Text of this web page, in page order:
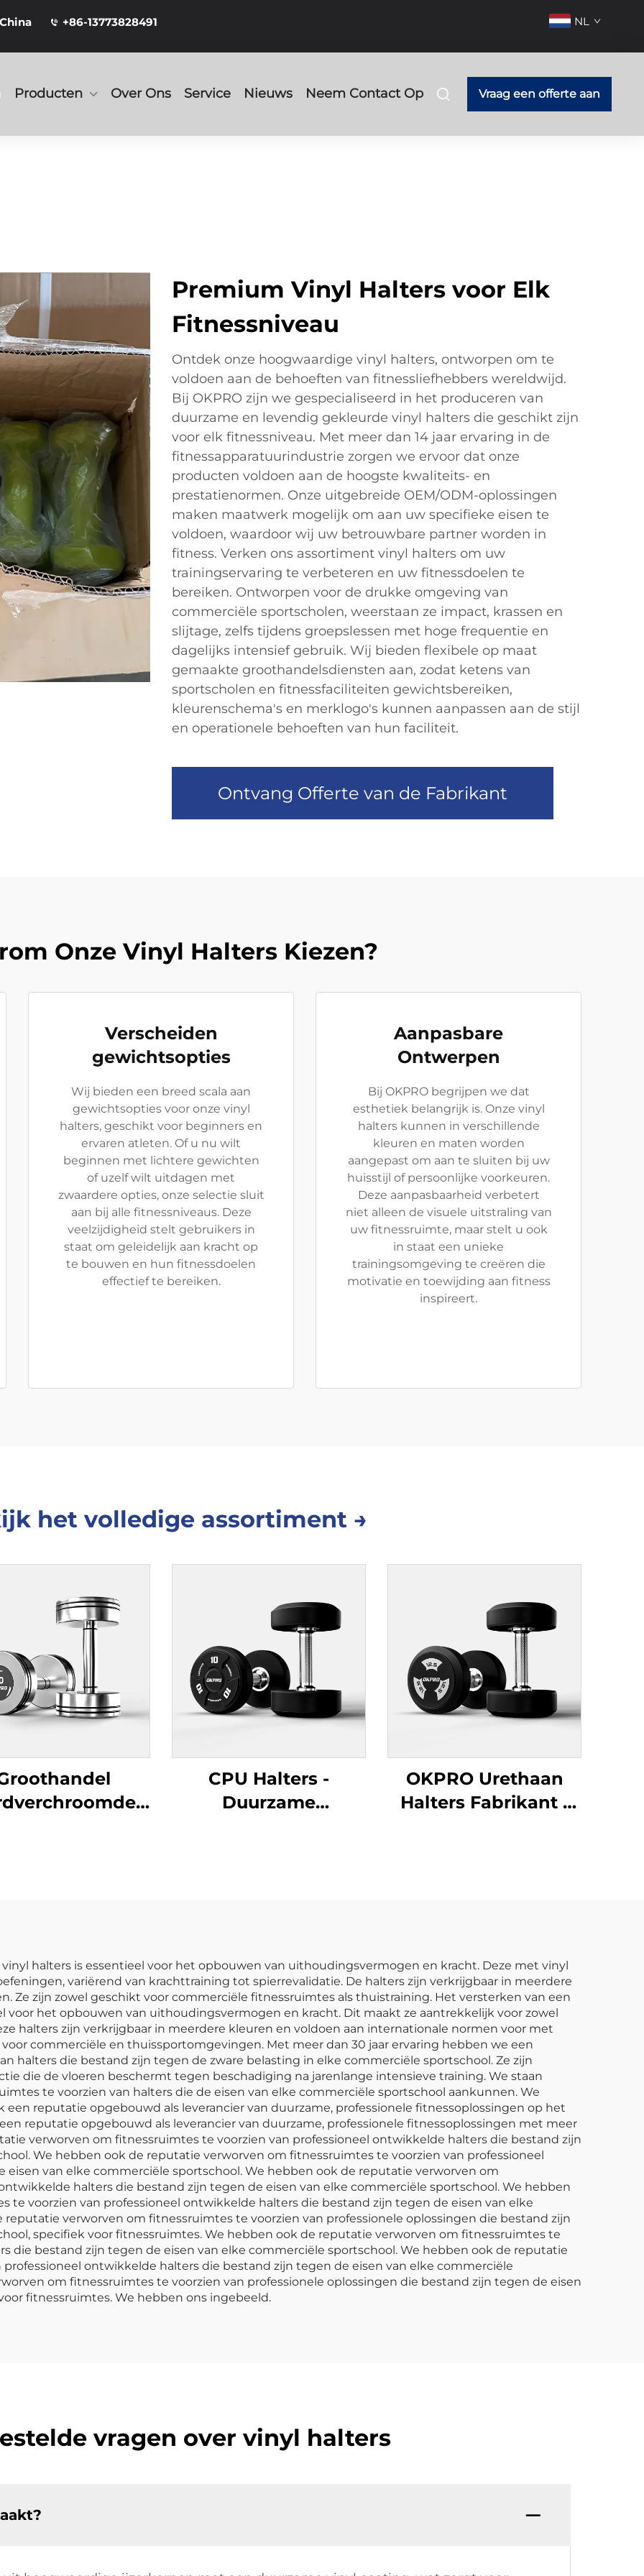
+86-13773828491 NL
Producten Over Ons Service Nieuws Neem Contact Op Vraag een offerte aan
Premium Vinyl Halters voor Elk
Fitnessniveau
Ontdek onze hoogwaardige vinyl halters, ontworpen om te
voldoen aan de behoeften van fitnessliefhebbers wereldwijd.
Bij OKPRO zijn we gespecialiseerd in het produceren van
duurzame en levendig gekleurde vinyl halters die geschikt zijn
voor elk fitnessniveau. Met meer dan 14 jaar ervaring in de
fitnessapparatuurindustrie zorgen we ervoor dat onze
producten voldoen aan de hoogste kwaliteits- en
prestatienormen. Onze uitgebreide OEM/ODM-oplossingen
maken maatwerk mogelijk om aan uw specifieke eisen te
voldoen, waardoor wij uw betrouwbare partner worden in
fitness. Verken ons assortiment vinyl halters om uw
trainingservaring te verbeteren en uw fitnessdoelen te
bereiken. Ontworpen voor de drukke omgeving van
commerciële sportscholen, weerstaan ze impact, krassen en
slijtage, zelfs tijdens groepslessen met hoge frequentie en
dagelijks intensief gebruik. Wij bieden flexibele op maat
gemaakte groothandelsdiensten aan, zodat ketens van
sportscholen en fitnessfaciliteiten gewichtsbereiken,
kleurenschema's en merklogo's kunnen aanpassen aan de stijl
en operationele behoeften van hun faciliteit.
Ontvang Offerte van de Fabrikant
Onze Vinyl Halters Kiezen?
Verscheiden
gewichtsopties
Wij bieden een breed scala aan
gewichtsopties voor onze vinyl
halters, geschikt voor beginners en
ervaren atleten. Of u nu wilt
beginnen met lichtere gewichten
of uzelf wilt uitdagen met
zwaardere opties, onze selectie sluit
aan bij alle fitnessniveaus. Deze
veelzijdigheid stelt gebruikers in
staat om geleidelijk aan kracht op
te bouwen en hun fitnessdoelen
effectief te bereiken.
Aanpasbare
Ontwerpen
Bij OKPRO begrijpen we dat
esthetiek belangrijk is. Onze vinyl
halters kunnen in verschillende
kleuren en maten worden
aangepast om aan te sluiten bij uw
huisstijl of persoonlijke voorkeuren.
Deze aanpasbaarheid verbetert
niet alleen de visuele uitstraling van
uw fitnessruimte, maar stelt u ook
in staat een unieke
trainingsomgeving te creëren die
motivatie en toewijding aan fitness
inspireert.
het volledige assortiment →
CPU Halters -
Duurzame
OKPRO Urethaan
Halters Fabrikant -
halters is essentieel voor het opbouwen van uithoudingsvermogen en kracht. Deze met vinyl
variërend van krachttraining tot spierrevalidatie. De halters zijn verkrijgbaar in meerdere
Ze zijn zowel geschikt voor commerciële fitnessruimtes als thuistraining. Het versterken van een
voor het opbouwen van uithoudingsvermogen en kracht. Dit maakt ze aantrekkelijk voor zowel
halters zijn verkrijgbaar in meerdere kleuren en voldoen aan internationale normen voor met
commerciële en thuissportomgevingen. Met meer dan 30 jaar ervaring hebben we een
halters die bestand zijn tegen de zware belasting in elke commerciële sportschool. Ze zijn
die de vloeren beschermt tegen beschadiging na jarenlange intensieve training. We staan
te voorzien van halters die de eisen van elke commerciële sportschool aankunnen. We
een reputatie opgebouwd als leverancier van duurzame, professionele fitnessoplossingen op het
reputatie opgebouwd als leverancier van duurzame, professionele fitnessoplossingen met meer
verworven om fitnessruimtes te voorzien van professioneel ontwikkelde halters die bestand zijn
We hebben ook de reputatie verworven om fitnessruimtes te voorzien van professioneel
van elke commerciële sportschool. We hebben ook de reputatie verworven om
halters die bestand zijn tegen de eisen van elke commerciële sportschool. We hebben
te voorzien van professioneel ontwikkelde halters die bestand zijn tegen de eisen van elke
verworven om fitnessruimtes te voorzien van professionele oplossingen die bestand zijn
specifiek voor fitnessruimtes. We hebben ook de reputatie verworven om fitnessruimtes te
die bestand zijn tegen de eisen van elke commerciële sportschool. We hebben ook de reputatie
ontwikkelde halters die bestand zijn tegen de eisen van elke commerciële
om fitnessruimtes te voorzien van professionele oplossingen die bestand zijn tegen de eisen
fitnessruimtes. We hebben ons ingebeeld.
vragen over vinyl halters